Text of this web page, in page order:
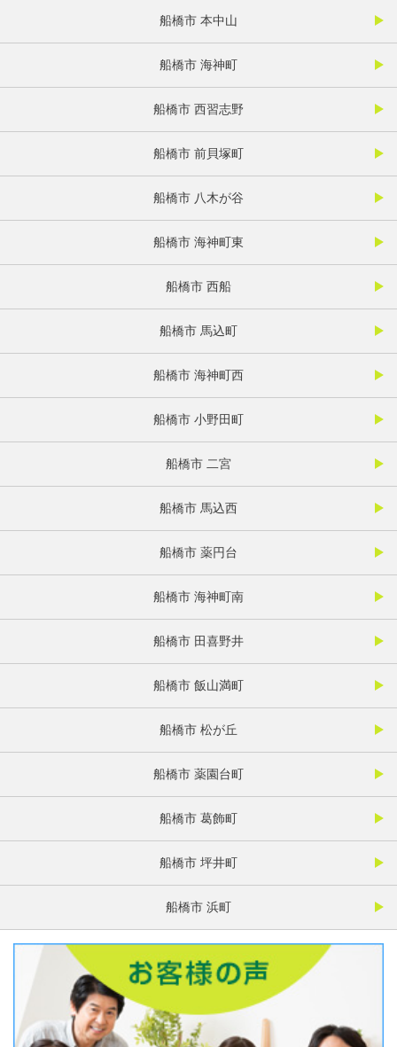
船橋市 本中山
船橋市 海神町
船橋市 西習志野
船橋市 前貝塚町
船橋市 八木が谷
船橋市 海神町東
船橋市 西船
船橋市 馬込町
船橋市 海神町西
船橋市 小野田町
船橋市 二宮
船橋市 馬込西
船橋市 薬円台
船橋市 海神町南
船橋市 田喜野井
船橋市 飯山満町
船橋市 松が丘
船橋市 薬園台町
船橋市 葛飾町
船橋市 坪井町
船橋市 浜町